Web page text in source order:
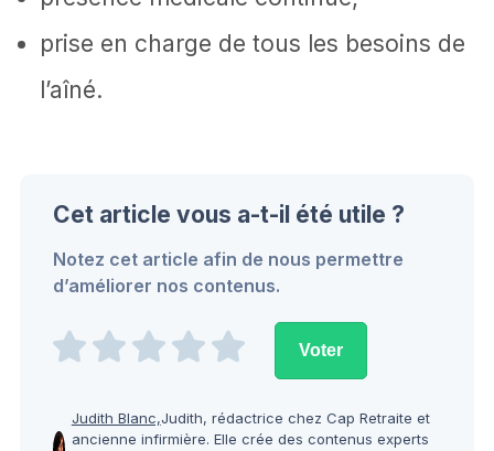
prise en charge de tous les besoins de
l’aîné.
Cet article vous a-t-il été utile ?
Notez cet article afin de nous permettre
d’améliorer nos contenus.
Judith Blanc,Judith, rédactrice chez Cap Retraite et
ancienne infirmière. Elle crée des contenus experts